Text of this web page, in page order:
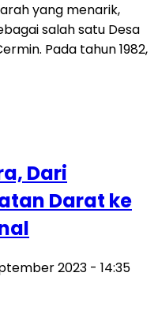
yang menarik,
salah satu Desa
Pada tahun 1982,
Dari
Darat ke
2023 - 14:35